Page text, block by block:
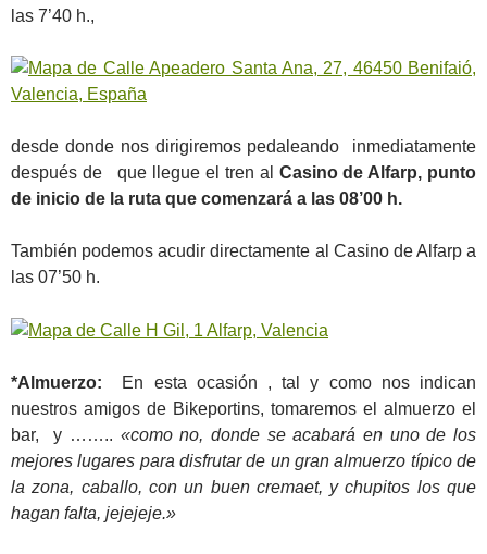
las 7’40 h.,
desde donde nos dirigiremos pedaleando inmediatamente
después de que llegue el tren al Casino de Alfarp, punto
de inicio de la ruta que comenzará a las 08’00 h.
También podemos acudir directamente al Casino de Alfarp a
las 07’50 h.
*Almuerzo: En esta ocasión , tal y como nos indican
nuestros amigos de Bikeportins, tomaremos el almuerzo el
bar, y …….. «como no, donde se acabará en uno de los
mejores lugares para disfrutar de un gran almuerzo típico de
la zona, caballo, con un buen cremaet, y chupitos los que
hagan falta, jejejeje.»